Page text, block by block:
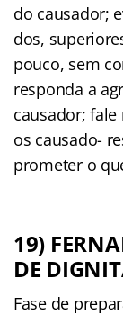
do causador;
dos,
pouco, sem
responda a
causador; fale
os causado-
prometer o
19)
DE
Fase de